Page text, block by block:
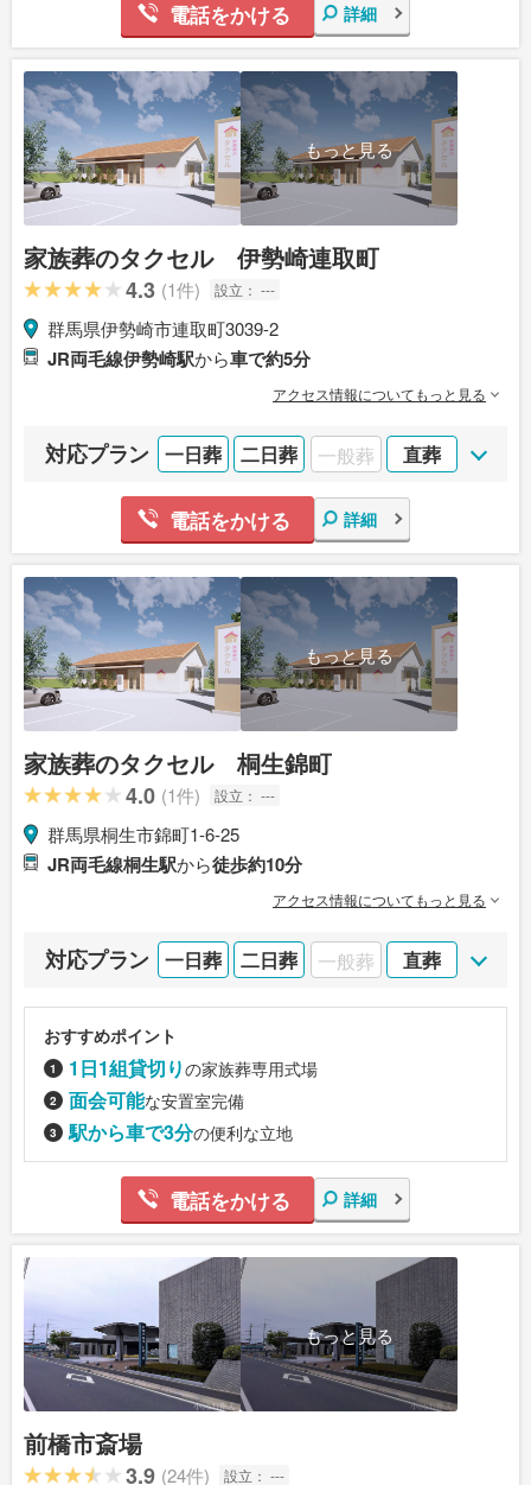
電話をかける 詳細
もっと見る
家族葬のタクセル 伊勢崎連取町
4.3 (1件) 設立： ---
群馬県伊勢崎市連取町3039-2
JR両毛線伊勢崎駅から車で約5分
アクセス情報についてもっと見る
対応プラン 一日葬 二日葬 一般葬 直葬
電話をかける 詳細
もっと見る
家族葬のタクセル 桐生錦町
4.0 (1件) 設立： ---
群馬県桐生市錦町1-6-25
JR両毛線桐生駅から徒歩約10分
アクセス情報についてもっと見る
対応プラン 一日葬 二日葬 一般葬 直葬
おすすめポイント
1日1組貸切りの家族葬専用式場
面会可能な安置室完備
駅から車で3分の便利な立地
電話をかける 詳細
もっと見る
前橋市斎場
3.9 (24件) 設立： ---